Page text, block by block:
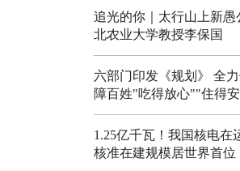
追光的你｜太行山上新愚
北农业大学教授李保国
六部门印发《规划》 全
障百姓"吃得放心""住得
1.25亿千瓦！我国核电在
核准在建规模居世界首位